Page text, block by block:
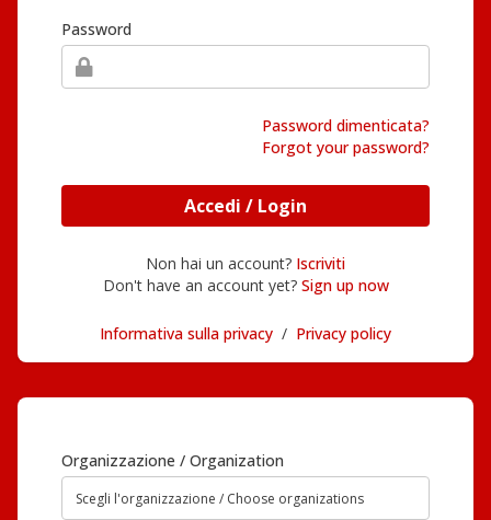
Password
Password dimenticata?
Forgot your password?
Accedi / Login
Non hai un account? Iscriviti
Don't have an account yet? Sign up now
Informativa sulla privacy / Privacy policy
Organizzazione / Organization